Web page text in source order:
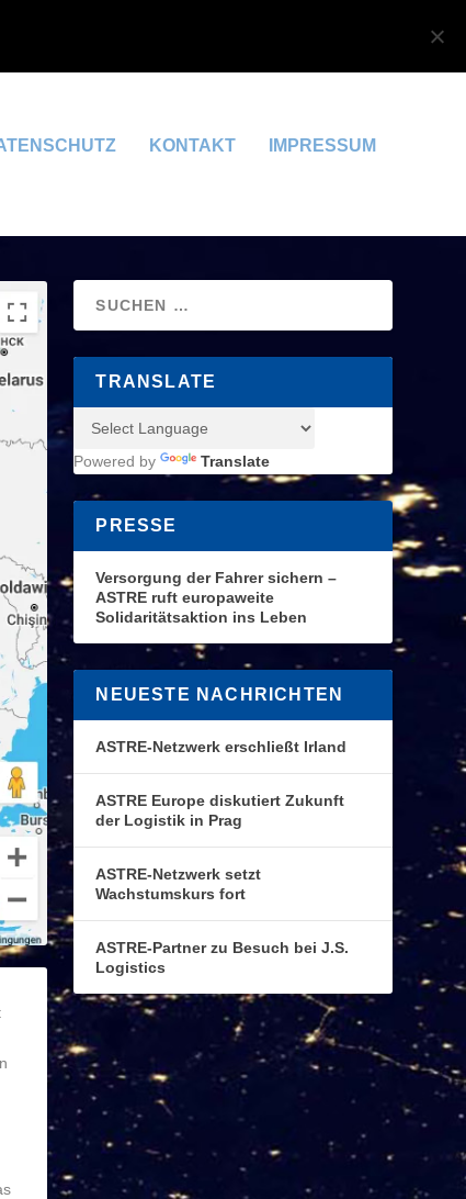
KONTAKT IMPRESSUM
TRANSLATE
Powered by Translate
PRESSE
Versorgung der Fahrer sichern –
ASTRE ruft europaweite
Solidaritätsaktion ins Leben
NEUESTE NACHRICHTEN
ASTRE-Netzwerk erschließt Irland
ASTRE Europe diskutiert Zukunft
der Logistik in Prag
ASTRE-Netzwerk setzt
Wachstumskurs fort
ASTRE-Partner zu Besuch bei J.S.
Logistics